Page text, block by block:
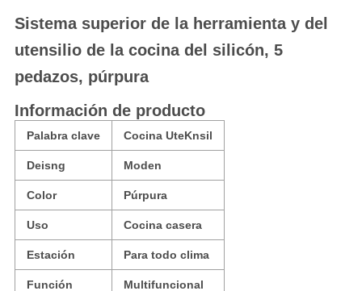
Sistema superior de la herramienta y del
utensilio de la cocina del silicón, 5
pedazos, púrpura
Información de producto
Palabra clave Cocina UteKnsil
Deisng Moden
Color Púrpura
Uso Cocina casera
Estación Para todo clima
Función Multifuncional